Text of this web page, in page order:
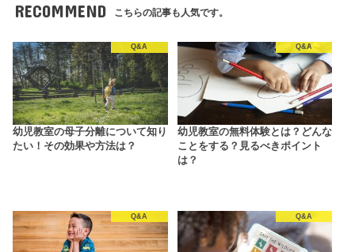
RECOMMEND こちらの記事も人気です。
Q&A
幼児教室の母子分離について知り
たい！その効果や方法は？
Q&A
幼児教室の無料体験とは？どんな
ことをする？見るべきポイント
は？
Q&A Q&A